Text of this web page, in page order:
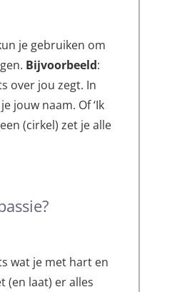
je gebruiken om
Bijvoorbeeld:
over jou zegt. In
jouw naam. Of ‘Ik
(cirkel) zet je alle
wat je met hart en
(en laat) er alles